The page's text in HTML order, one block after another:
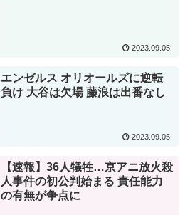
2023.09.05
エンゼルス オリオールズに逆転
負け 大谷は欠場 藤浪は出番なし
2023.09.05
【速報】36人犠牲…京アニ放火殺
人事件の初公判始まる 責任能力
の有無が争点に